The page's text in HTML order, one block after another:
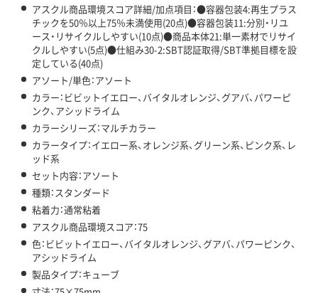
アスクル商品環境スコア詳細/加点項目：●容器包装4:再生プラス
チックを50％以上75％未満使用(20点)●容器包装11:分別・リユ
ース・リサイクルしやすい(10点)●商品本体21:単一素材でリサイ
クルしやすい(5点)●仕組み30-2:SBT認証取得/SBT準拠目標を設
定している(40点)
アソート/単色：アソート
カラー：ビビットイエロー、バイタルオレンジ、グアバ、パワーピ
ンク、アシッドライム
カラーシリーズ：マルチカラー
カラータイプ：イエロー系、オレンジ系、グリーン系、ピンク系、レ
ッド系
セット内容：アソート
種類：スタンダード
粘着力：通常粘着
アスクル商品環境スコア：75
色：ビビットイエロー、バイタルオレンジ、グアバ、パワーピンク、
アシッドライム
製品タイプ：キューブ